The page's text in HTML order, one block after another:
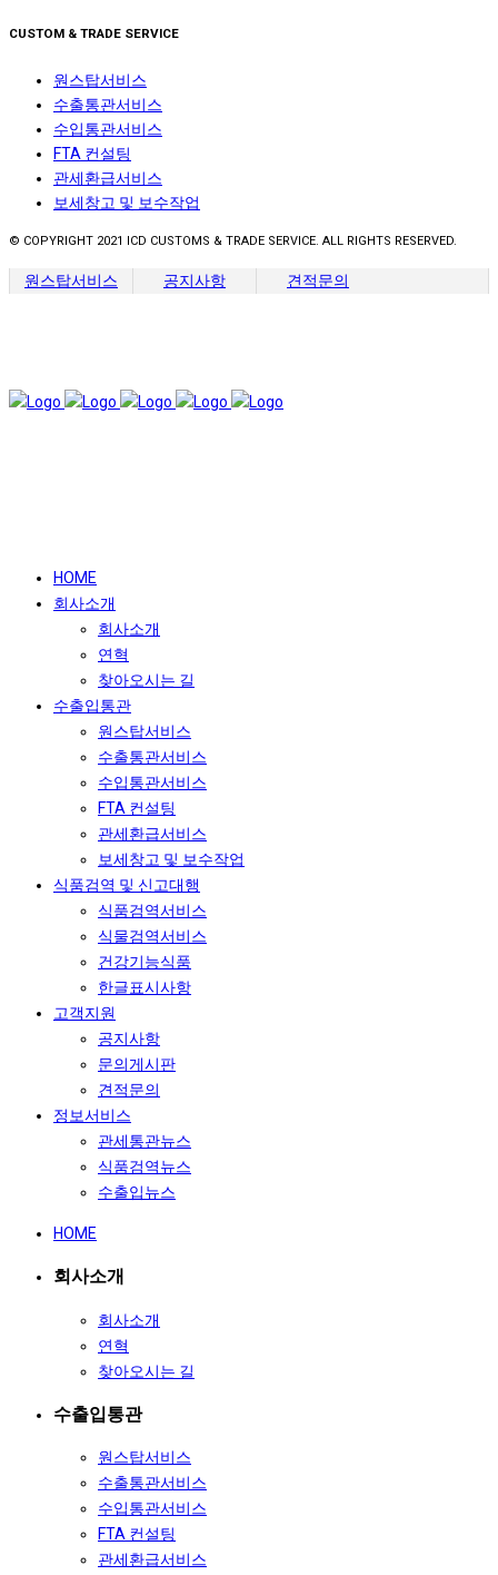
CUSTOM & TRADE SERVICE
원스탑서비스
수출통관서비스
수입통관서비스
FTA 컨설팅
관세환급서비스
보세창고 및 보수작업
© COPYRIGHT 2021 ICD CUSTOMS & TRADE SERVICE. ALL RIGHTS RESERVED.
원스탑서비스 공지사항 견적문의
HOME
회사소개
회사소개
연혁
찾아오시는 길
수출입통관
원스탑서비스
수출통관서비스
수입통관서비스
FTA 컨설팅
관세환급서비스
보세창고 및 보수작업
식품검역 및 신고대행
식품검역서비스
식물검역서비스
건강기능식품
한글표시사항
고객지원
공지사항
문의게시판
견적문의
정보서비스
관세통관뉴스
식품검역뉴스
수출입뉴스
HOME
회사소개
회사소개
연혁
찾아오시는 길
수출입통관
원스탑서비스
수출통관서비스
수입통관서비스
FTA 컨설팅
관세환급서비스